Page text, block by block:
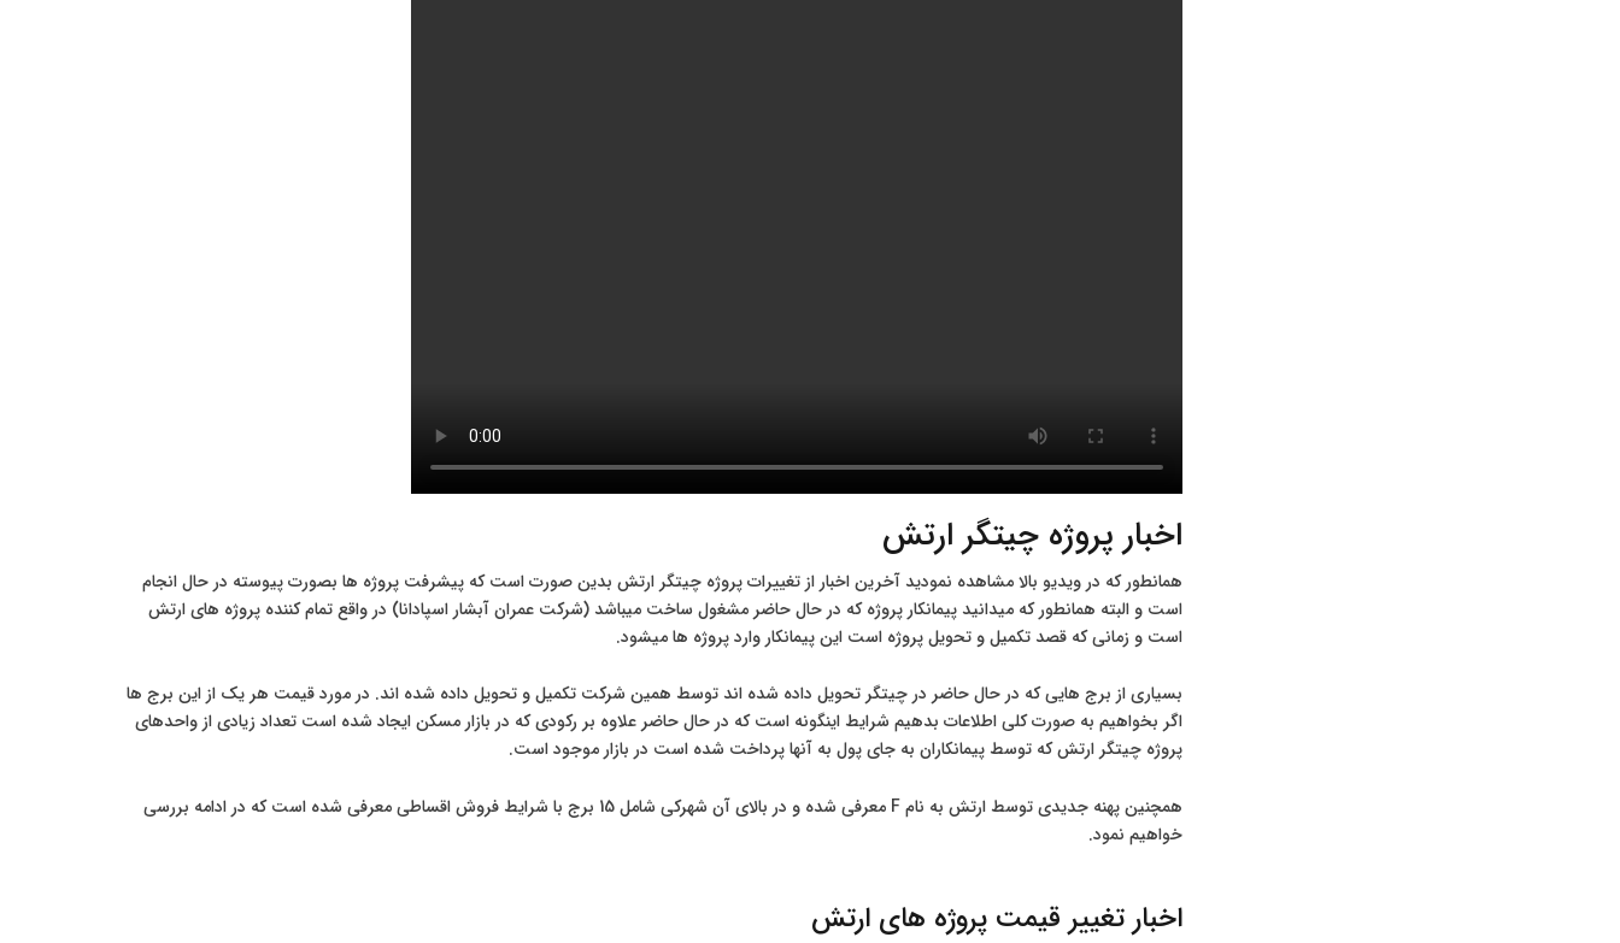
اخبار پروژه چیتگر ارتش
همانطور که در ویدیو بالا مشاهده نمودید آخرین اخبار از تغییرات پروژه چیتگر ارتش بدین صورت است که پیشرفت پروژه ها بصورت پیوسته در حال انجام
است و البته همانطور که میدانید پیمانکار پروژه که در حال حاضر مشغول ساخت میباشد (شرکت عمران آبشار اسپادانا) در واقع تمام کننده پروژه های ارتش
است و زمانی که قصد تکمیل و تحویل پروژه است این پیمانکار وارد پروژه ها میشود.
بسیاری از برج هایی که در حال حاضر در چیتگر تحویل داده شده اند توسط همین شرکت تکمیل و تحویل داده شده اند. در مورد قیمت هر یک از این برج ها
اگر بخواهیم به صورت کلی اطلاعات بدهیم شرایط اینگونه است که در حال حاضر علاوه بر رکودی که در بازار مسکن ایجاد شده است تعداد زیادی از واحدهای
پروژه چیتگر ارتش که توسط پیمانکاران به جای پول به آنها پرداخت شده است در بازار موجود است.
همچنین پهنه جدیدی توسط ارتش به نام F معرفی شده و در بالای آن شهرکی شامل 15 برج با شرایط فروش اقساطی معرفی شده است که در ادامه بررسی
خواهیم نمود.
اخبار تغییر قیمت پروژه های ارتش